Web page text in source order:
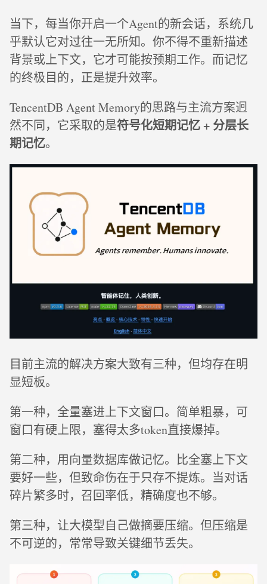
当下，每当你开启一个Agent的新会话，系统几
乎默认它对过往一无所知。你不得不重新描述
背景或上下文，它才可能按预期工作。而记忆
的终极目的，正是提升效率。
TencentDB Agent Memory的思路与主流方案迥
然不同，它采取的是符号化短期记忆 + 分层长
期记忆。
目前主流的解决方案大致有三种，但均存在明
显短板。
第一种，全量塞进上下文窗口。简单粗暴，可
窗口有硬上限，塞得太多token直接爆掉。
第二种，用向量数据库做记忆。比全塞上下文
要好一些，但致命伤在于只存不提炼。当对话
碎片繁多时，召回率低，精确度也不够。
第三种，让大模型自己做摘要压缩。但压缩是
不可逆的，常常导致关键细节丢失。